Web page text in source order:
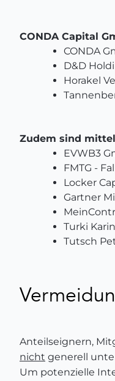
CONDA Capital
CONDA
D&D
Horakel
Zudem sind
EVWB3
FMTG -
Locker
Gartner
Turki
Tutsch
Anteilseignern,
nicht generell
Um potenzielle